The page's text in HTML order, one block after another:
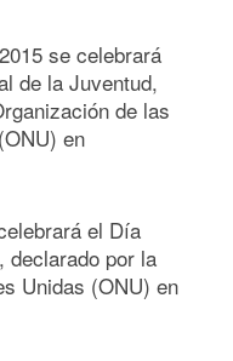
se celebrará
de la Juventud,
de las
en
el Día
declarado por la
Unidas (ONU) en